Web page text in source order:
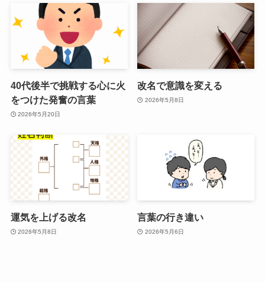
40代後半で挑戦する心に火
をつけた発奮の言葉
2026年5月20日
改名で意識を変える
2026年5月8日
運気を上げる改名
2026年5月8日
言葉の行き違い
2026年5月6日